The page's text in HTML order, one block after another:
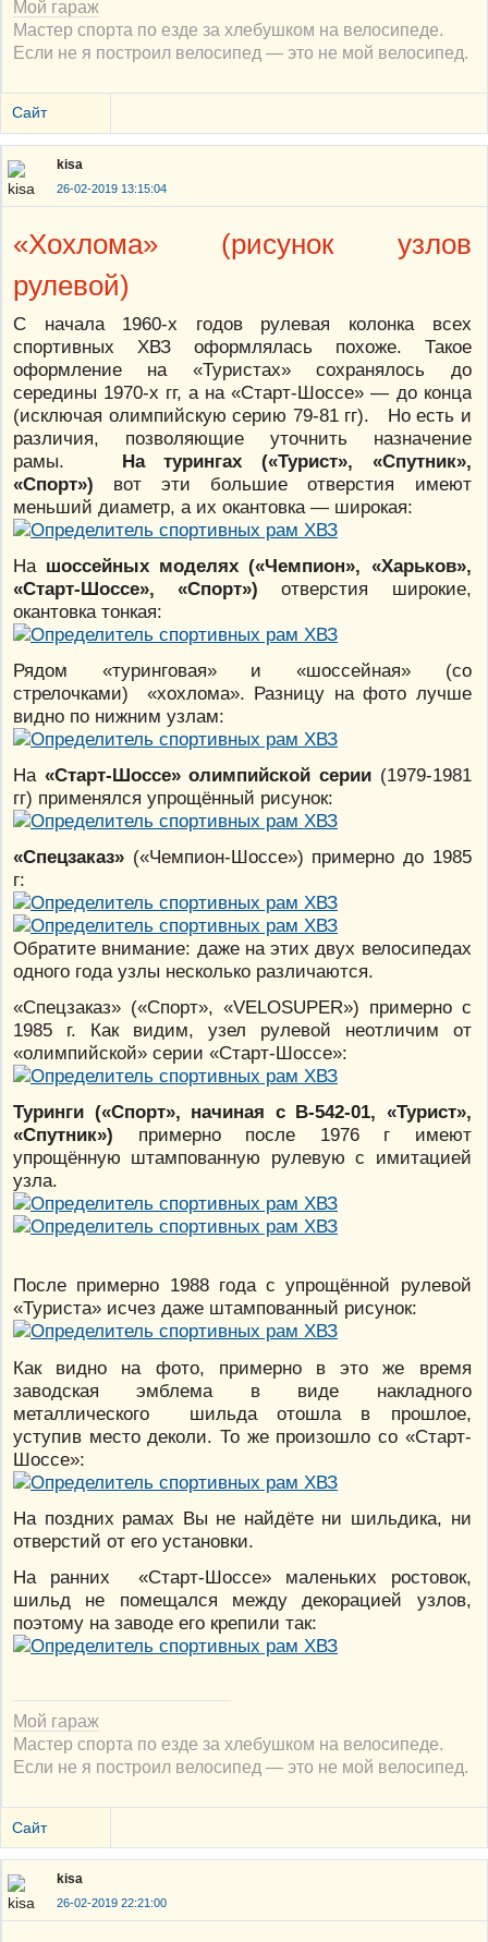
Мой гараж
Мастер спорта по езде за хлебушком на велосипеде.
Если не я построил велосипед — это не мой велосипед.
Сайт
kisa
26-02-2019 13:15:04
«Хохлома» (рисунок узлов
рулевой)
С начала 1960-х годов рулевая колонка всех
спортивных ХВЗ оформлялась похоже. Такое
оформление на «Туристах» сохранялось до
середины 1970-х гг, а на «Старт-Шоссе» — до конца
(исключая олимпийскую серию 79-81 гг). Но есть и
различия, позволяющие уточнить назначение
рамы. На турингах («Турист», «Спутник»,
«Спорт») вот эти большие отверстия имеют
меньший диаметр, а их окантовка — широкая:
На шоссейных моделях («Чемпион», «Харьков»,
«Старт-Шоссе», «Спорт») отверстия широкие,
окантовка тонкая:
Рядом «туринговая» и «шоссейная» (со
стрелочками) «хохлома». Разницу на фото лучше
видно по нижним узлам:
На «Старт-Шоссе» олимпийской серии(1979-1981
гг) применялся упрощённый рисунок:
«Спецзаказ» («Чемпион-Шоссе») примерно до 1985
г:
Обратите внимание: даже на этих двух велосипедах
одного года узлы несколько различаются.
«Спецзаказ» («Спорт», «VELOSUPER») примерно с
1985 г. Как видим, узел рулевой неотличим от
«олимпийской» серии «Старт-Шоссе»:
Туринги («Спорт», начиная с В-542-01, «Турист»,
«Спутник») примерно после 1976 г имеют
упрощённую штампованную рулевую с имитацией
узла.
После примерно 1988 года с упрощённой рулевой
«Туриста» исчез даже штампованный рисунок:
Как видно на фото, примерно в это же время
заводская эмблема в виде накладного
металлического шильда отошла в прошлое,
уступив место деколи. То же произошло со «Старт-
Шоссе»:
На поздних рамах Вы не найдёте ни шильдика, ни
отверстий от его установки.
На ранних «Старт-Шоссе» маленьких ростовок,
шильд не помещался между декорацией узлов,
поэтому на заводе его крепили так:
Мой гараж
Мастер спорта по езде за хлебушком на велосипеде.
Если не я построил велосипед — это не мой велосипед.
Сайт
kisa
26-02-2019 22:21:00